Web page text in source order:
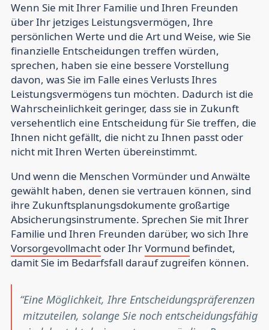
Wenn Sie mit Ihrer Familie und Ihren Freunden
über Ihr jetziges Leistungsvermögen, Ihre
persönlichen Werte und die Art und Weise, wie Sie
finanzielle Entscheidungen treffen würden,
sprechen, haben sie eine bessere Vorstellung
davon, was Sie im Falle eines Verlusts Ihres
Leistungsvermögens tun möchten. Dadurch ist die
Wahrscheinlichkeit geringer, dass sie in Zukunft
versehentlich eine Entscheidung für Sie treffen, die
Ihnen nicht gefällt, die nicht zu Ihnen passt oder
nicht mit Ihren Werten übereinstimmt.
Und wenn die Menschen Vormünder und Anwälte
gewählt haben, denen sie vertrauen können, sind
ihre Zukunftsplanungsdokumente großartige
Absicherungsinstrumente. Sprechen Sie mit Ihrer
Familie und Ihren Freunden darüber, wo sich Ihre
Vorsorgevollmacht oder IhrVormund befindet,
damit Sie im Bedarfsfall darauf zugreifen können.
Eine Möglichkeit, Ihre Entscheidungspräferenzen
mitzuteilen, solange Sie noch entscheidungsfähig